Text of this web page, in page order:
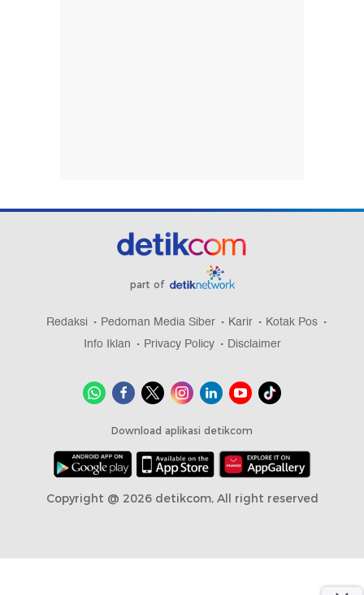
part of
Redaksi Pedoman Media Siber Karir
Kotak Pos
Info Iklan
Privacy Policy Disclaimer
Download aplikasi detikcom
Copyright @ 2026 detikcom, All right reserved